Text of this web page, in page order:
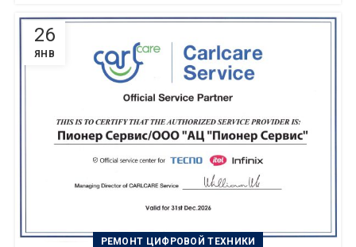
26
ЯНВ
РЕМОНТ ЦИФРОВОЙ ТЕХНИКИ